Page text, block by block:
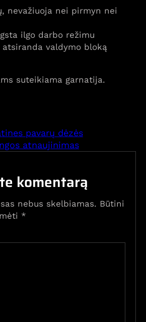
nevažiuoja nei pirmyn nei
ilgo darbo režimu
valdymo bloką
suteikiama garnatija.
pavarų dėzės
atnaujinimas
komentarą
nebus skelbiamas. Būtini
*